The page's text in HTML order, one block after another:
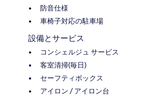
防音仕様
車椅子対応の駐車場
設備とサービス
コンシェルジュ サービス
客室清掃(毎日)
セーフティボックス
アイロン / アイロン台